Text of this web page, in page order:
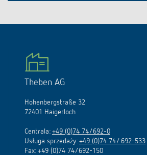
Theben AG
Hohenbergstraße 32
72401 Haigerloch
Centrala: +49 (0)74 74/692-0
Usługa sprzedaży: +49 (0)74 74/ 692-533
Fax: +49 (0)74 74/692-150